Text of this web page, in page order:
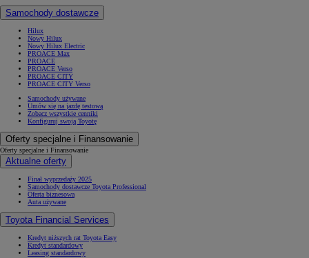
Samochody dostawcze
Hilux
Nowy Hilux
Nowy Hilux Electric
PROACE Max
PROACE
PROACE Verso
PROACE CITY
PROACE CITY Verso
Samochody używane
Umów się na jazdę testową
Zobacz wszystkie cenniki
Konfiguruj swoją Toyotę
Oferty specjalne i Finansowanie
Oferty specjalne i Finansowanie
Aktualne oferty
Finał wyprzedaży 2025
Samochody dostawcze Toyota Professional
Oferta biznesowa
Auta używane
Toyota Financial Services
Kredyt niższych rat Toyota Easy
Kredyt standardowy
Leasing standardowy